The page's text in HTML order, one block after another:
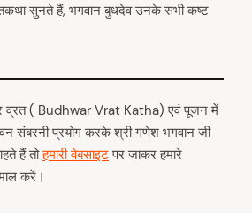
सुनते हैं, भगवान बुधदेव उनके सभी कष्ट
व्रत ( Budhwar Vrat Katha) एवं पूजन में
संबरनी प्रयोग करके श्री गणेश भगवान जी
हैं तोहमारी वेबसाइटपर जाकर हमारे
करें।